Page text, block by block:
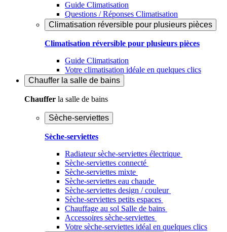
Guide Climatisation
Questions / Réponses Climatisation
Climatisation réversible pour plusieurs pièces
Climatisation réversible pour plusieurs pièces
Guide Climatisation
Votre climatisation idéale en quelques clics
Chauffer la salle de bains
Chauffer la salle de bains
Sèche-serviettes
Sèche-serviettes
Radiateur sèche-serviettes électrique
Sèche-serviettes connecté
Sèche-serviettes mixte
Sèche-serviettes eau chaude
Sèche-serviettes design / couleur
Sèche-serviettes petits espaces
Chauffage au sol Salle de bains
Accessoires sèche-serviettes
Votre sèche-serviettes idéal en quelques clics